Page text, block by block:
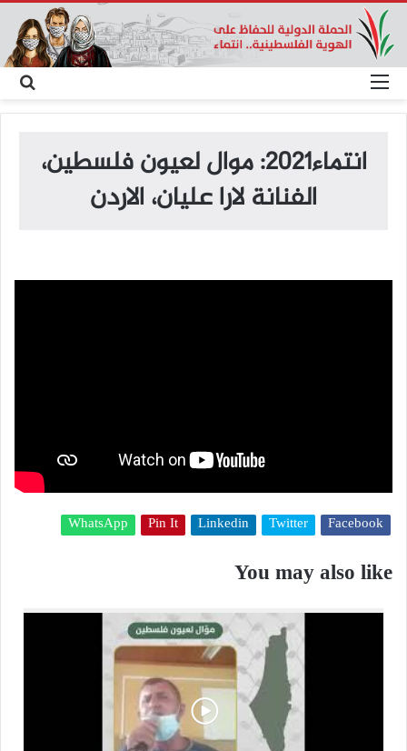
عن
انتماء2021: موال لعيون فلسطين،
الفنانة لارا عليان، الاردن
Facebook
Twitter
Linkedin
Pin It
WhatsApp
You may also like